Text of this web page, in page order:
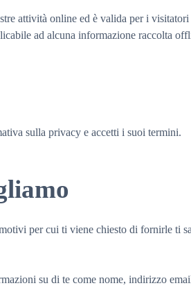
attività online ed è valida per i
ad alcuna informazione raccolta
sulla privacy e accetti i suoi termini.
per cui ti viene chiesto di fornirle ti
su di te come nome, indirizzo